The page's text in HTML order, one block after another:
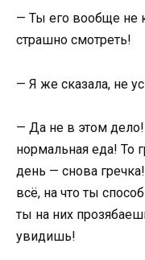
— Ты его вообще не
страшно смотреть!
— Я же сказала, не
— Да не в этом дело!
нормальная еда! То
день — снова
всё, на что ты
ты на них
увидишь!